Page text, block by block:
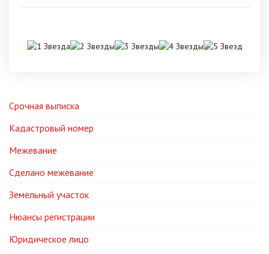
Срочная выписка
Кадастровый номер
Межевание
Сделано межевание
Земельный участок
Нюансы регистрации
Юридическое лицо